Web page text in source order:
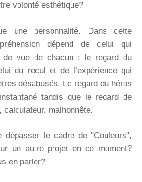
volonté esthétique?
une personnalité. Dans cette
dépend de celui qui
de vue de chacun : le regard du
du recul et de l’expérience qui
désabusés. Le regard du héros
tandis que le regard de
calculateur, malhonnête.
dépasser le cadre de "Couleurs",
un autre projet en ce moment?
en parler?